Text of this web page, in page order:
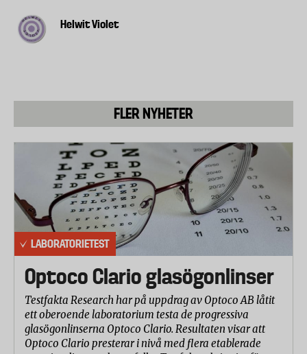
Nickel
Zyn Violet Licorice
VELO Spicy Pineapple
Zone Berry Fresh
VELO Max Freeze
GRITT Frost Bite
VOLT Deep Freeze
Après Ice Tea Peach
Lundgrens Rimfrost
Skruf Super White Fresh
General Original portion (som referens)
Nitrosaminer och tungmetaller
Helwit Violet
FLER NYHETER
LABORATORIETEST
Optoco Clario glasögonlinser
Testfakta Research har på uppdrag av Optoco AB låtit
ett oberoende laboratorium testa de progressiva
glasögonlinserna Optoco Clario. Resultaten visar att
Optoco Clario presterar i nivå med flera etablerade